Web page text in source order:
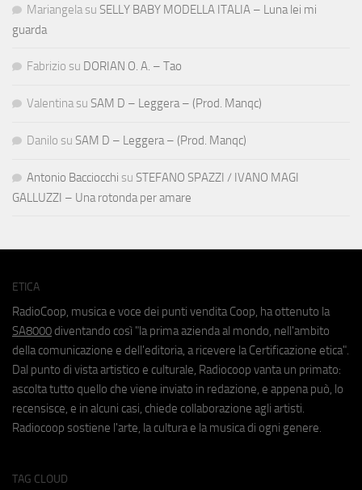
Mariangela su SELLY BABY MODELLA ITALIA – Luna lei mi
guarda
Fabrizio su DORIAN O. A. – Tao
Valentina su SAM D – Leggera – (Prod. Manqc)
Danilo su SAM D – Leggera – (Prod. Manqc)
Antonio Bacciocchi su STEFANO SPAZZI / IVANO MAGI
GALLUZZI – Una rotonda per amare
ETICA
RadioCoop, musica e voce dei punti vendita Coop, ha ottenuto la
SA8000 diventando così "la prima azienda al mondo, nell'ambito
della comunicazione e dell'editoria, a ricevere la Certificazione etica".
Dal punto di vista artistico e culturale, Radiocoop vanta un primato:
ascolta tutto quello che viene inviato in redazione, e appena può, lo
recensisce, e in alcuni casi, chiede collaborazione agli artisti.
Radiocoop sostiene l'arte, la cultura e la musica di ogni genere.
TAG CLOUD